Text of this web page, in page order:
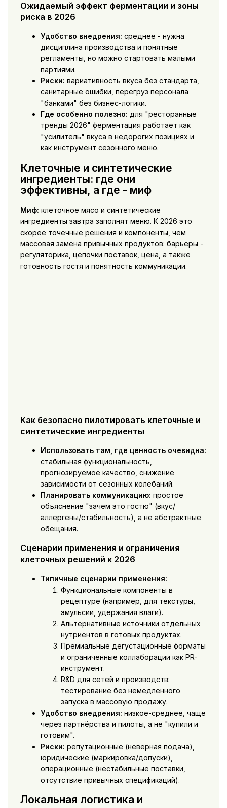
Ожидаемый эффект ферментации и зоны
риска в 2026
Удобство внедрения: среднее - нужна
дисциплина производства и понятные
регламенты, но можно стартовать малыми
партиями.
Риски: вариативность вкуса без стандарта,
санитарные ошибки, перегруз персонала
"банками" без бизнес-логики.
Где особенно полезно: для "ресторанные
тренды 2026" ферментация работает как
"усилитель" вкуса в недорогих позициях и
как инструмент сезонного меню.
Клеточные и синтетические
ингредиенты: где они
эффективны, а где - миф
Миф: клеточное мясо и синтетические
ингредиенты завтра заполнят меню. К 2026 это
скорее точечные решения и компоненты, чем
массовая замена привычных продуктов: барьеры -
регуляторика, цепочки поставок, цена, а также
готовность гостя и понятность коммуникации.
Как безопасно пилотировать клеточные и
синтетические ингредиенты
Использовать там, где ценность очевидна:
стабильная функциональность,
прогнозируемое качество, снижение
зависимости от сезонных колебаний.
Планировать коммуникацию: простое
объяснение "зачем это гостю" (вкус/
аллергены/стабильность), а не абстрактные
обещания.
Сценарии применения и ограничения
клеточных решений к 2026
Типичные сценарии применения:
Функциональные компоненты в
рецептуре (например, для текстуры,
эмульсии, удержания влаги).
Альтернативные источники отдельных
нутриентов в готовых продуктах.
Премиальные дегустационные форматы
и ограниченные коллаборации как PR-
инструмент.
R&D для сетей и производств:
тестирование без немедленного
запуска в массовую продажу.
Удобство внедрения: низкое-среднее, чаще
через партнёрства и пилоты, а не "купили и
готовим".
Риски: репутационные (неверная подача),
юридические (маркировка/допуски),
операционные (нестабильные поставки,
отсутствие привычных спецификаций).
Локальная логистика и